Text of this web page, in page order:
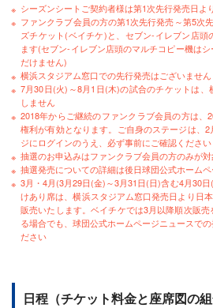
シーズンシートご契約者様は第1次先行発売日よ
ファンクラブ会員の方の第1次先行発売～第5次
ズチケット(ベイチケ)と、セブン-イレブン店頭
ます(セブン-イレブン店頭のマルチコピー機は
だけません)
横浜スタジアム窓口での先行発売はございません
7月30日(火)～8月1日(木)の試合のチケットは、
しません
2018年からご継続のファンクラブ会員の方は、
権利が有効となります。ご自身のステージは、
ジにログインのうえ、必ず事前にご確認ください
抽選のお申込みはファンクラブ会員の方のみが
抽選発売についての詳細は後日球団公式ホーム
3月・4月(3月29日(金)～3月31日(日)含む4月30
けあり席は、横浜スタジアム窓口発売日より日
販売いたします。ベイチケでは3月以降順次販
る場合でも、球団公式ホームページニュースで
ださい
日程（チケット料金と座席図の組